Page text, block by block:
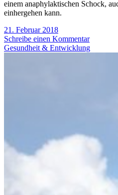
einem anaphylaktischen Schock,
einhergehen kann.
21. Februar 2018
Schreibe einen Kommentar
Gesundheit & Entwicklung